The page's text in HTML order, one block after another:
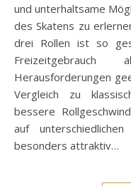
und unterhaltsame
des Skatens zu
drei Rollen ist so
Herausforderungen
Vergleich zu
bessere
auf
besonders attraktiv…